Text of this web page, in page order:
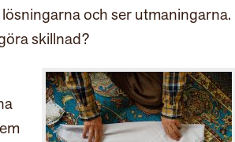
och ser utmaningarna.
skillnad?